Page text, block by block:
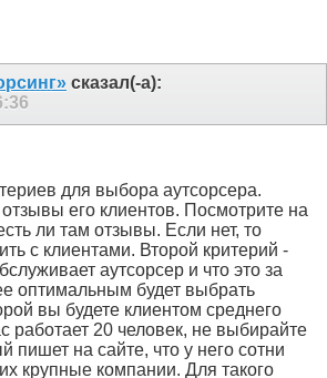
сказал(-а):
для выбора аутсорсера.
его клиентов. Посмотрите на
ли там отзывы. Если нет, то
с клиентами. Второй критерий -
аутсорсер и что это за
оптимальным будет выбрать
вы будете клиентом среднего
работает 20 человек, не выбирайте
пишет на сайте, что у него сотни
крупные компании. Для такого